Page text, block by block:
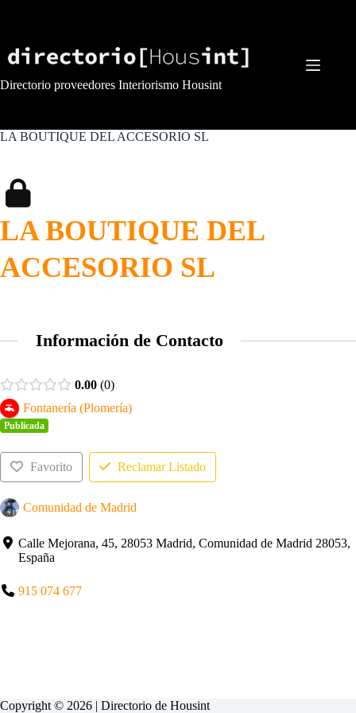
Directorio proveedores Interiorismo Housint
LA BOUTIQUE DEL ACCESORIO SL
LA BOUTIQUE DEL
ACCESORIO SL
Información de Contacto
0.00 0
Fontanería (Plomería)
Publicada
Favorito Reclamar Listado
Comunidad de Madrid
Calle Mejorana, 45, 28053 Madrid, Comunidad de Madrid 28053,
España
915 074 677
Copyright © 2026 | Directorio de Housint